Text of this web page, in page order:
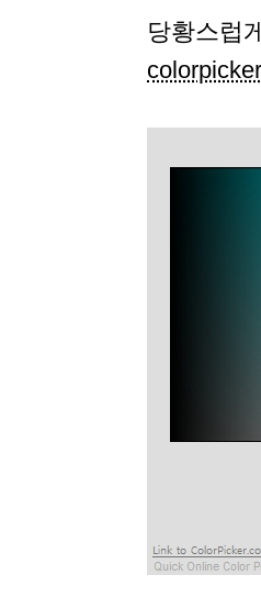
당황스럽